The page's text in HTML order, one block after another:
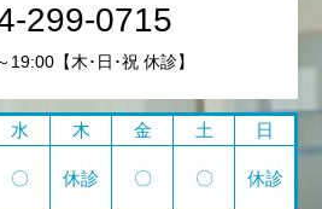
299-0715
19:00【木･日･祝 休診】
水 木 金 土
日
〇 休診 〇 〇 休診